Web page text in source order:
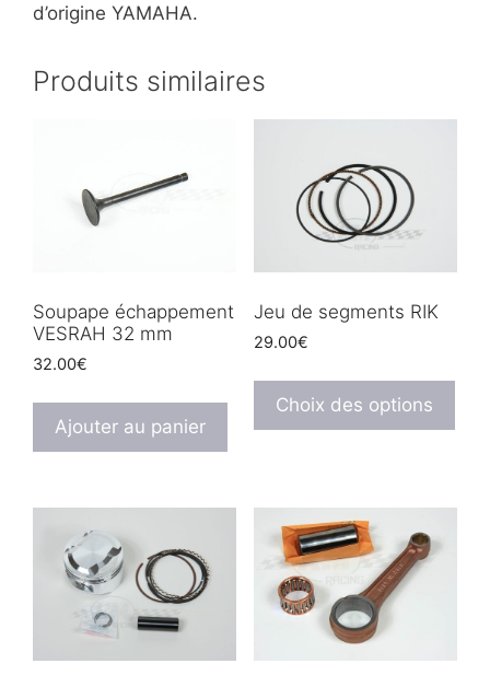
d’origine YAMAHA.
Produits similaires
Soupape échappement
VESRAH 32 mm
32.00€
Ajouter au panier
Jeu de segments RIK
29.00€
Choix des options
a
Les